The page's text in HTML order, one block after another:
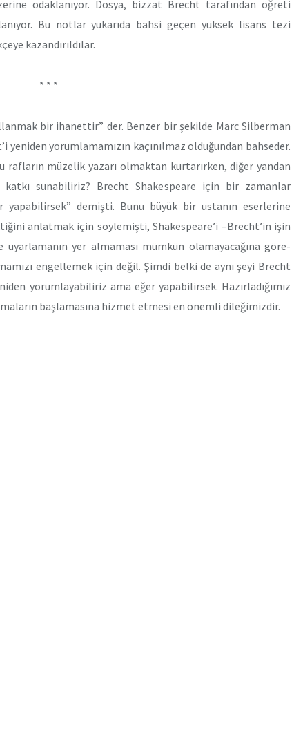
odaklanıyor. Dosya, bizzat Brecht tarafından öğreti
Bu notlar yukarıda bahsi geçen yüksek lisans tezi
kazandırıldılar.
* * *
bir ihanettir” der. Benzer bir şekilde Marc Silberman
yeniden yorumlamamızın kaçınılmaz olduğundan bahseder.
rafların müzelik yazarı olmaktan kurtarırken, diğer yandan
sunabiliriz? Brecht Shakespeare için bir zamanlar
yapabilirsek” demişti. Bunu büyük bir ustanın eserlerine
anlatmak için söylemişti, Shakespeare’i –Brecht’in işin
yer almaması mümkün olamayacağına göre-
engellemek için değil. Şimdi belki de aynı şeyi Brecht
yorumlayabiliriz ama eğer yapabilirsek. Hazırladığımız
başlamasına hizmet etmesi en önemli dileğimizdir.